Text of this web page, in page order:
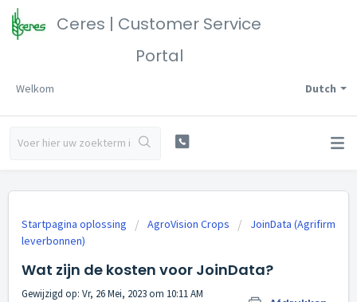
Ceres | Customer Service
Portal
Dutch
Welkom
Startpagina oplossing AgroVision Crops
JoinData (Agrifirm
leverbonnen)
Wat zijn de kosten voor JoinData?
Gewijzigd op: Vr, 26 Mei, 2023 om 10:11 AM